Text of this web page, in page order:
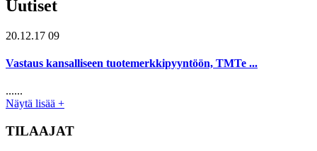
Uutiset
20.12.17 09
Vastaus kansalliseen tuotemerkkipyyntöön, TMTe ...
......
Näytä lisää +
TILAAJAT